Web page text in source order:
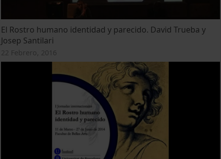
El Rostro humano identidad y parecido. David Trueba y
Josep Santilari
22 Febrero, 2016